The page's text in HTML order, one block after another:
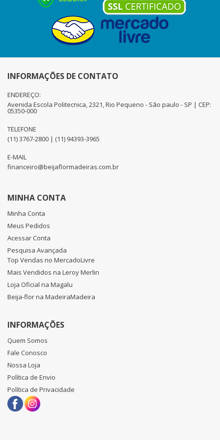
INFORMAÇÕES DE CONTATO
ENDEREÇO:
Avenida Escola Politecnica, 2321, Rio Pequeno - São paulo - SP | CEP:
05350-000
TELEFONE
(11) 3767-2800 | (11) 94393-3965
E-MAIL
financeiro@beijaflormadeiras.com.br
MINHA CONTA
Minha Conta
Meus Pedidos
Acessar Conta
Pesquisa Avançada
Top Vendas no MercadoLivre
Mais Vendidos na Leroy Merlin
Loja Oficial na Magalu
Beija-flor na MadeiraMadeira
INFORMAÇÕES
Quem Somos
Fale Conosco
Nossa Loja
Política de Envio
Política de Privacidade